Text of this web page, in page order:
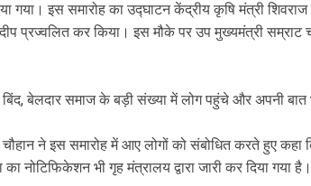
गया। इस समारोह का उद्घाटन केंद्रीय कृषि मंत्री
प्रज्वलित कर किया। इस मौके पर उप मुख्यमंत्री सम्राट
बिंद, बेलदार समाज के बड़ी संख्या में लोग पहुंचे और अपनी बात
चौहान ने इस समारोह में आए लोगों को संबोधित करते हुए
नोटिफिकेशन भी गृह मंत्रालय द्वारा जारी कर दिया गया